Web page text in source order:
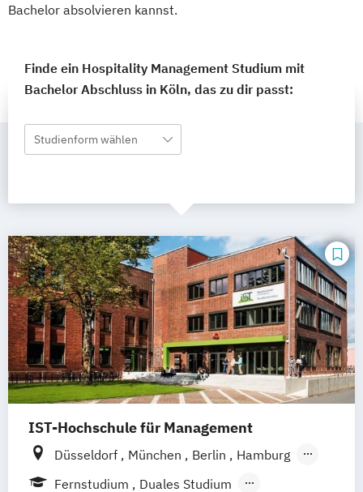
Bachelor absolvieren kannst.
Finde ein Hospitality Management Studium mit
Bachelor Abschluss in Köln, das zu dir passt:
Studienform wählen
IST-Hochschule für Management
Düsseldorf München Berlin
Hamburg
Weil am Rhein
Frankfurt am Main
Fernstudium
Duales Studium